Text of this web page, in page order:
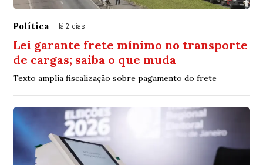
Política Há 2 dias
Lei garante frete mínimo no transporte
de cargas; saiba o que muda
Texto amplia fiscalização sobre pagamento do frete